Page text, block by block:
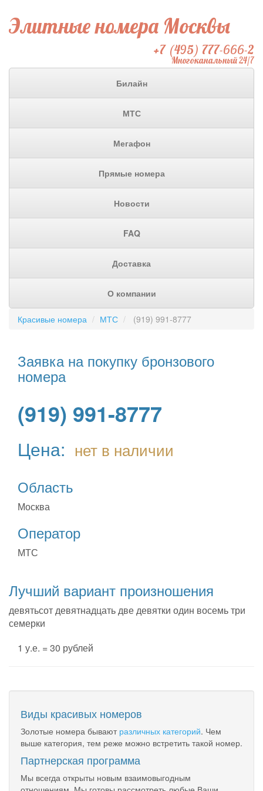
Элитные номера Москвы
+7 (495) 777-666-2
Многоканальный 24/7
Билайн
МТС
Мегафон
Прямые номера
Новости
FAQ
Доставка
О компании
Красивые номера МТС (919) 991-8777
Заявка на покупку бронзового
номера
(919) 991-8777
Цена: нет в наличии
Область
Москва
Оператор
МТС
Лучший вариант произношения
девятьсот девятнадцать две девятки один восемь три
семерки
1 у.е. = 30 рублей
Виды красивых номеров
Золотые номера бывают различных категорий. Чем
выше категория, тем реже можно встретить такой номер.
Партнерская программа
Мы всегда открыты новым взаимовыгодным